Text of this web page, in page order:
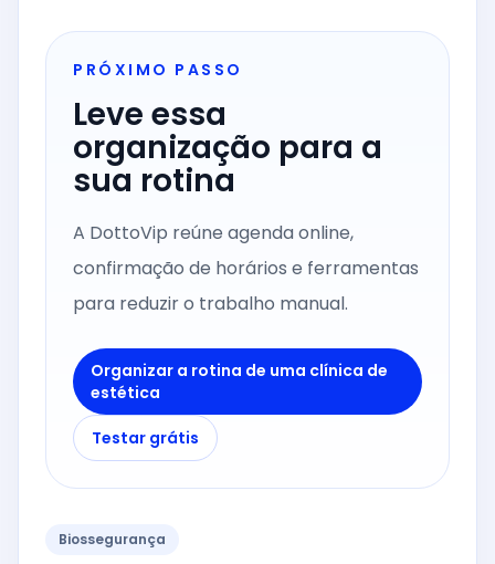
PRÓXIMO PASSO
Leve essa
organização para a
sua rotina
A DottoVip reúne agenda online,
confirmação de horários e ferramentas
para reduzir o trabalho manual.
Organizar a rotina de uma clínica de
estética
Testar grátis
Biossegurança